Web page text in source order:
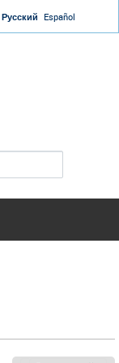
Русский Español